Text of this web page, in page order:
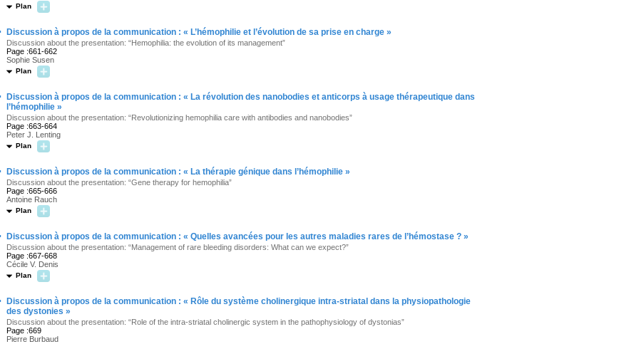
Plan
Discussion à propos de la communication : « L’hémophilie et l’évolution de sa prise en charge »
Discussion about the presentation: “Hemophilia: the evolution of its management”
Page :661-662
Sophie Susen
Plan
Discussion à propos de la communication : « La révolution des nanobodies et anticorps à usage thérapeutique dans
l’hémophilie »
Discussion about the presentation: “Revolutionizing hemophilia care with antibodies and nanobodies”
Page :663-664
Peter J. Lenting
Plan
Discussion à propos de la communication : « La thérapie génique dans l’hémophilie »
Discussion about the presentation: “Gene therapy for hemophilia”
Page :665-666
Antoine Rauch
Plan
Discussion à propos de la communication : « Quelles avancées pour les autres maladies rares de l’hémostase ? »
Discussion about the presentation: “Management of rare bleeding disorders: What can we expect?”
Page :667-668
Cécile V. Denis
Plan
Discussion à propos de la communication : « Rôle du système cholinergique intra-striatal dans la physiopathologie
des dystonies »
Discussion about the presentation: “Role of the intra-striatal cholinergic system in the pathophysiology of dystonias”
Page :669
Pierre Burbaud